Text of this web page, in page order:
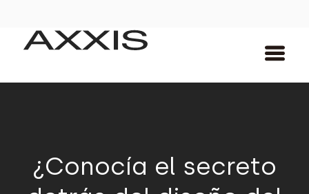
¿Conocía el secreto